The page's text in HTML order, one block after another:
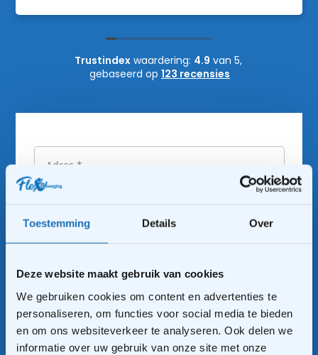
Toestemming Details Over
Deze website maakt gebruik van cookies
We gebruiken cookies om content en advertenties te
personaliseren, om functies voor social media te bieden
en om ons websiteverkeer te analyseren. Ook delen we
informatie over uw gebruik van onze site met onze
Trustindex waardering: 4.9 van 5,
gebaseerd op 123 recensies
Man
Vrouw